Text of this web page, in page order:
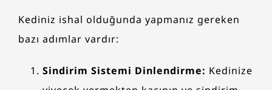
Kediniz ishal olduğunda yapmanız gereken
bazı adımlar vardır:
Sindirim Sistemi Dinlendirme: Kedinize